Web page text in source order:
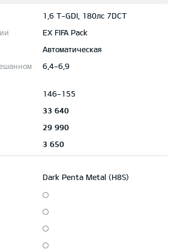
1,6 T-GDI, 180лс 7DCT
EX FIFA Pack
Автоматическая
6,4-6,9
146-155
33 640
29 990
3 650
Dark Penta Metal (H8S)